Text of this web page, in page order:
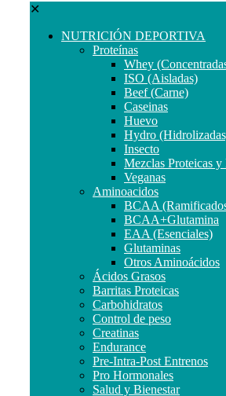
✕
NUTRICIÓN DEPORTIVA
Proteínas
Whey
ISO (Aisladas)
Beef (Carne)
Caseinas
Huevo
Hydro
Insecto
Mezclas Proteicas y
Veganas
Aminoacidos
BCAA
BCAA+Glutamina
EAA (Esenciales)
Glutaminas
Otros Aminoácidos
Ácidos Grasos
Barritas Proteicas
Carbohidratos
Control de peso
Creatinas
Endurance
Pre-Intra-Post Entrenos
Pro Hormonales
Salud y Bienestar